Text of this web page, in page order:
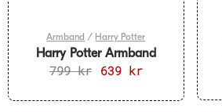
Armband / Harry Potter
Harry Potter Armband
Gryffindor
799kr
Det
priset
639 krDet
nuvarande
priset